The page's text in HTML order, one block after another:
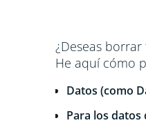
¿Deseas borrar
He aquí cómo
Datos (como
Para los